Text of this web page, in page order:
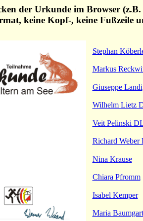
der Urkunde im Browser
keine Kopf-, keine Fußzeile
Stephan
Markus
Giuseppe Landi
Wilhelm Lietz
Veit Pelinski
Richard
Nina Krause
Chiara Pfromm
Isabel Kemper
Maria